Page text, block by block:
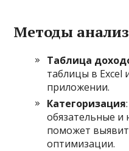
Методы
Таблица
таблицы в Excel
приложении.
Категоризация
обязательные и
поможет
оптимизации.